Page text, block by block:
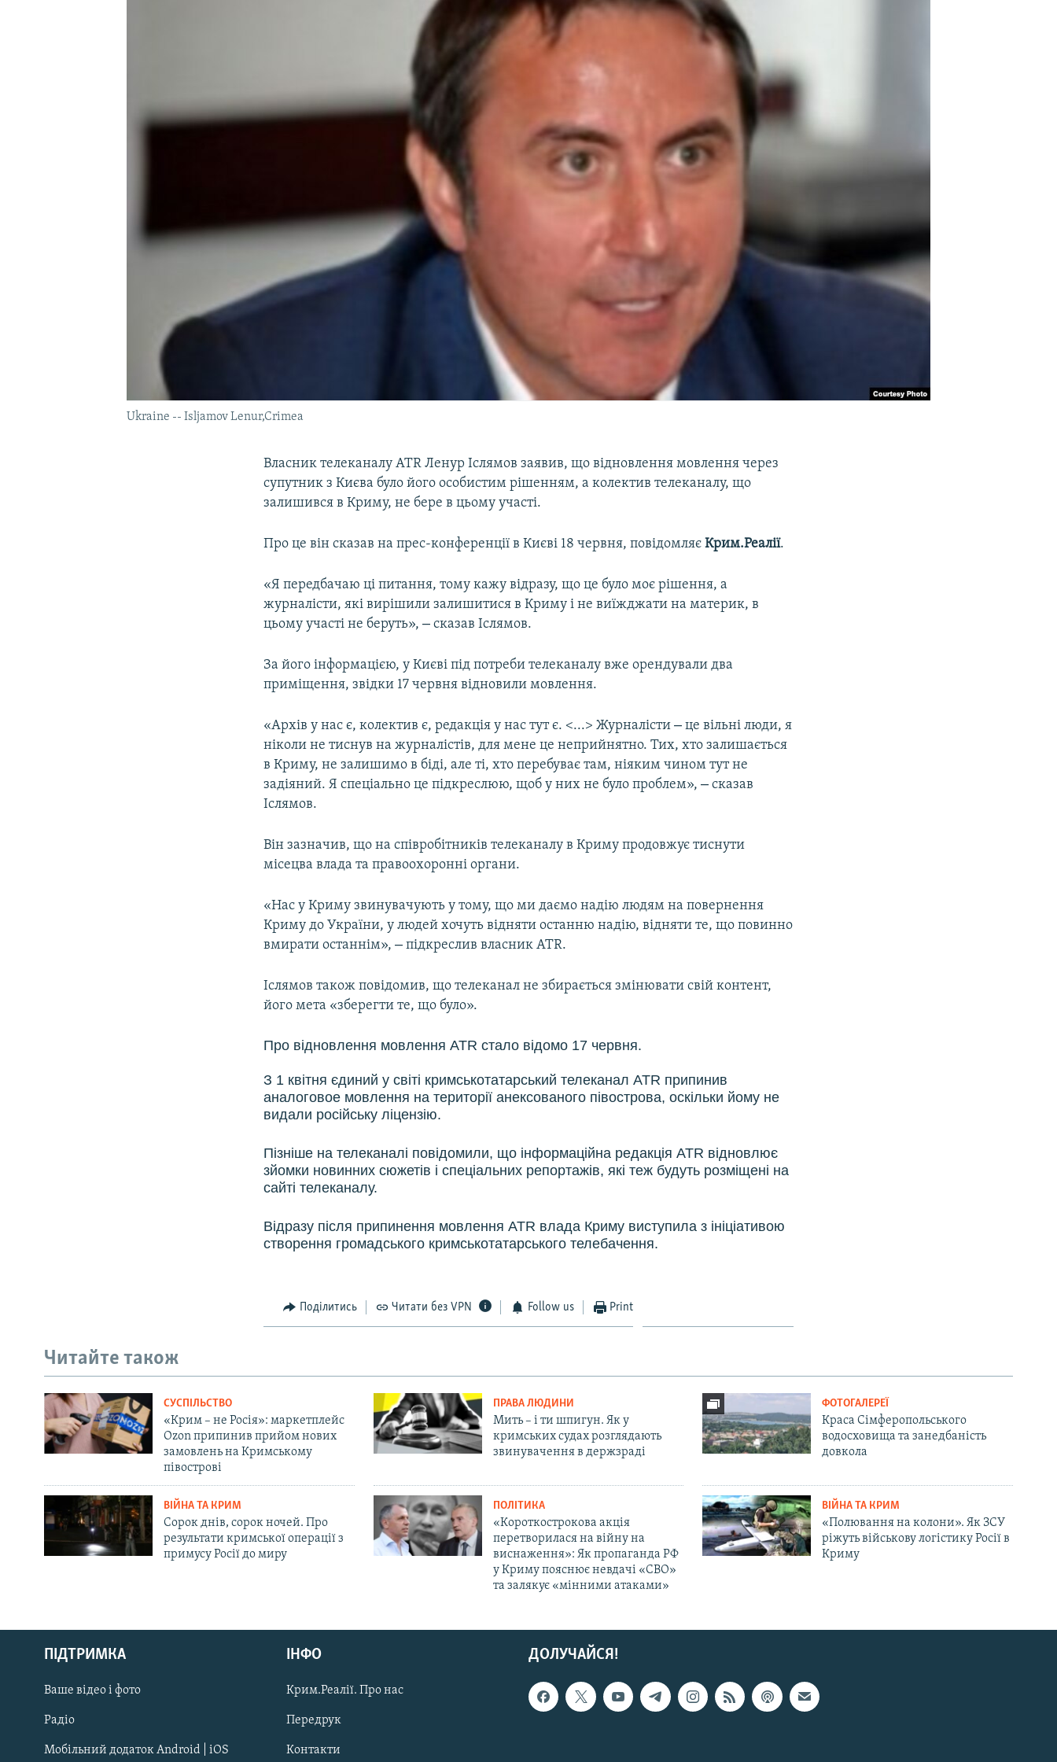
Русский
Qırımtatar
ДОЛУЧАЙСЯ!
Ukraine -- Isljamov Lenur,Crimea
Власник телеканалу ATR Ленур Іслямов заявив, що відновлення мовлення через
супутник з Києва було його особистим рішенням, а колектив телеканалу, що
залишився в Криму, не бере в цьому участі.
Про це він сказав на прес-конференції в Києві 18 червня, повідомляєКрим.Реалії.
«Я передбачаю ці питання, тому кажу відразу, що це було моє рішення, а
журналісти, які вирішили залишитися в Криму і не виїжджати на материк, в
цьому участі не беруть»,– сказав Іслямов.
За його інформацією, у Києві під потреби телеканалу вже орендували два
приміщення, звідки 17 червня відновили мовлення.
«Архів у нас є, колектив є, редакція у нас тут є. <...> Журналісти– це вільні люди, я
ніколи не тиснув на журналістів, для мене це неприйнятно. Тих, хто залишається
в Криму, не залишимо в біді, але ті, хто перебуває там, ніяким чином тут не
задіяний. Я спеціально це підкреслюю, щоб у них не було проблем»,– сказав
Іслямов.
Він зазначив, що на співробітників телеканалу в Криму продовжує тиснути
місецва влада та правоохоронні органи.
«Нас у Криму звинувачують у тому, що ми даємо надію людям на повернення
Криму до України, у людей хочуть відняти останню надію, відняти те, що повинно
вмирати останнім»,– підкреслив власник ATR.
Іслямов також повідомив, що телеканал не збирається змінювати свій контент,
його мета «зберегти те, що було».
Про відновлення мовлення АТR стало відомо 17 червня.
З 1 квітня єдиний у світі кримськотатарський телеканал ATR припинив
аналоговое мовлення на території анексованого півострова, оскільки йому не
видали російську ліцензію.
Пізніше на телеканалі повідомили, що інформаційна редакція АТR відновлює
зйомки новинних сюжетів і спеціальних репортажів, які теж будуть розміщені на
сайті телеканалу.
Відразу після припинення мовлення ATR влада Криму виступила з ініціативою
створення громадського кримськотатарського телебачення.
Поділитись Читати без VPN Follow us Print
Читайте також
СУСПІЛЬСТВО
«Крим – не Росія»: маркетплейс
Ozon припинив прийом нових
замовлень на Кримському
півострові
ПРАВА ЛЮДИНИ
Мить – і ти шпигун. Як у
кримських судах розглядають
звинувачення в держзраді
ФОТОГАЛЕРЕЇ
Краса Сімферопольського
водосховища та занедбаність
довкола
ВІЙНА ТА КРИМ
Сорок днів, сорок ночей. Про
результати кримської операції з
примусу Росії до миру
ПОЛІТИКА
«Короткострокова акція
перетворилася на війну на
виснаження»: Як пропаганда РФ
у Криму пояснює невдачі «СВО»
та залякує «мінними атаками»
ВІЙНА ТА КРИМ
«Полювання на колони». Як ЗСУ
ріжуть військову логістику Росії в
Криму
ДОЛУЧАЙСЯ!
ПІДТРИМКА
Ваше відео і фото
Радіо
Мобільний додаток Android | iOS
ІНФО
Крим.Реалії. Про нас
Передрук
Контакти